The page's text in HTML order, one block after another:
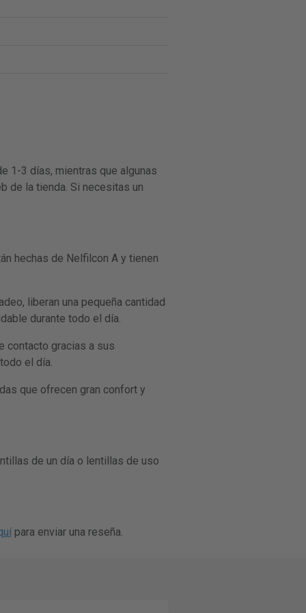
1-3 días, mientras que algunas
de la tienda. Si necesitas un
hechas de Nelfilcon A y tienen
liberan una pequeña cantidad
durante todo el día.
contacto gracias a sus
el día.
que ofrecen gran confort y
de un día o lentillas de uso
para enviar una reseña.